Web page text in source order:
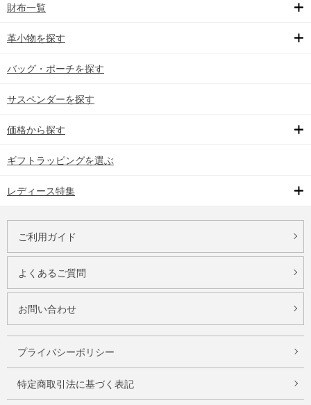
財布一覧
革小物を探す
バッグ・ポーチを探す
サスペンダーを探す
価格から探す
ギフトラッピングを選ぶ
レディース特集
ご利用ガイド
よくあるご質問
お問い合わせ
プライバシーポリシー
特定商取引法に基づく表記